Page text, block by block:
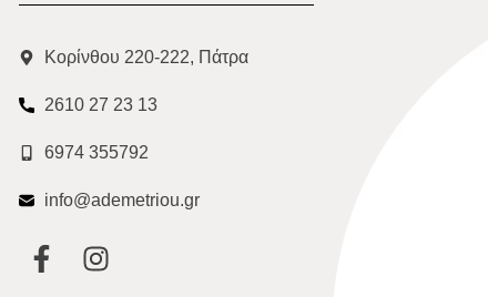
Κορίνθου 220-222, Πάτρα
2610 27 23 13
6974 355792
info@ademetriou.gr